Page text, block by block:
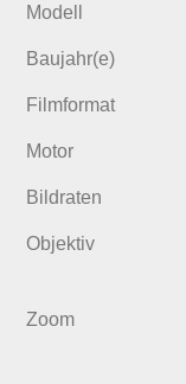
Modell
Baujahr(e)
Filmformat
Motor
Bildraten
Objektiv
Zoom